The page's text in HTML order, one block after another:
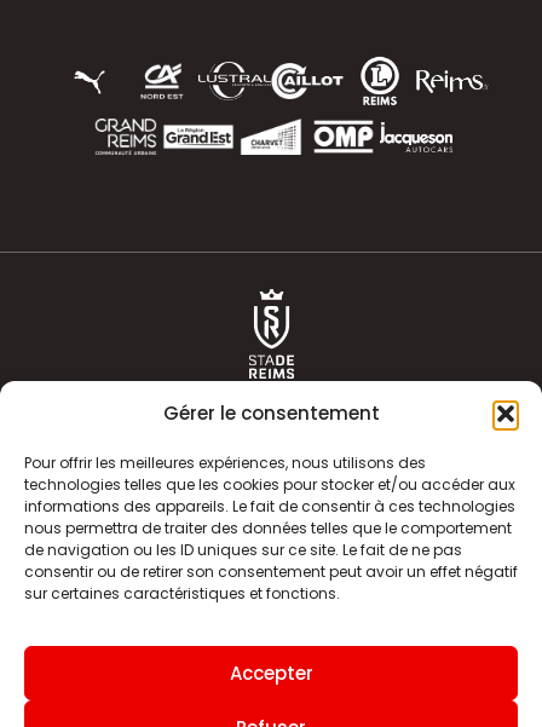
Gérer le consentement
Pour offrir les meilleures expériences, nous utilisons des
technologies telles que les cookies pour stocker et/ou accéder aux
informations des appareils. Le fait de consentir à ces technologies
nous permettra de traiter des données telles que le comportement
de navigation ou les ID uniques sur ce site. Le fait de ne pas
consentir ou de retirer son consentement peut avoir un effet négatif
sur certaines caractéristiques et fonctions.
Accepter
ACTUALITÉS
CLUB
BOUTIQUE
HISTOIRE
ÉQUIPE PREMIERE
INFOS ET CONTACT